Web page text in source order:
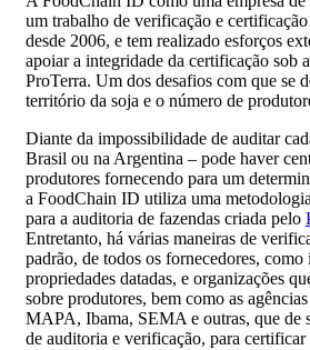
um trabalho de verificação e
desde 2006, e tem realizado esforços
apoiar a integridade da certificação sob
ProTerra. Um dos desafios com que se
território da soja e o número de
Diante da impossibilidade de auditar
Brasil ou na Argentina – pode haver
produtores fornecendo para um
a FoodChain ID utiliza uma
para a auditoria de fazendas criada pelo
Entretanto, há várias maneiras de
padrão, de todos os fornecedores, como
propriedades datadas, e organizações
sobre produtores, bem como as
MAPA, Ibama, SEMA e outras, que de
de auditoria e verificação, para certificar